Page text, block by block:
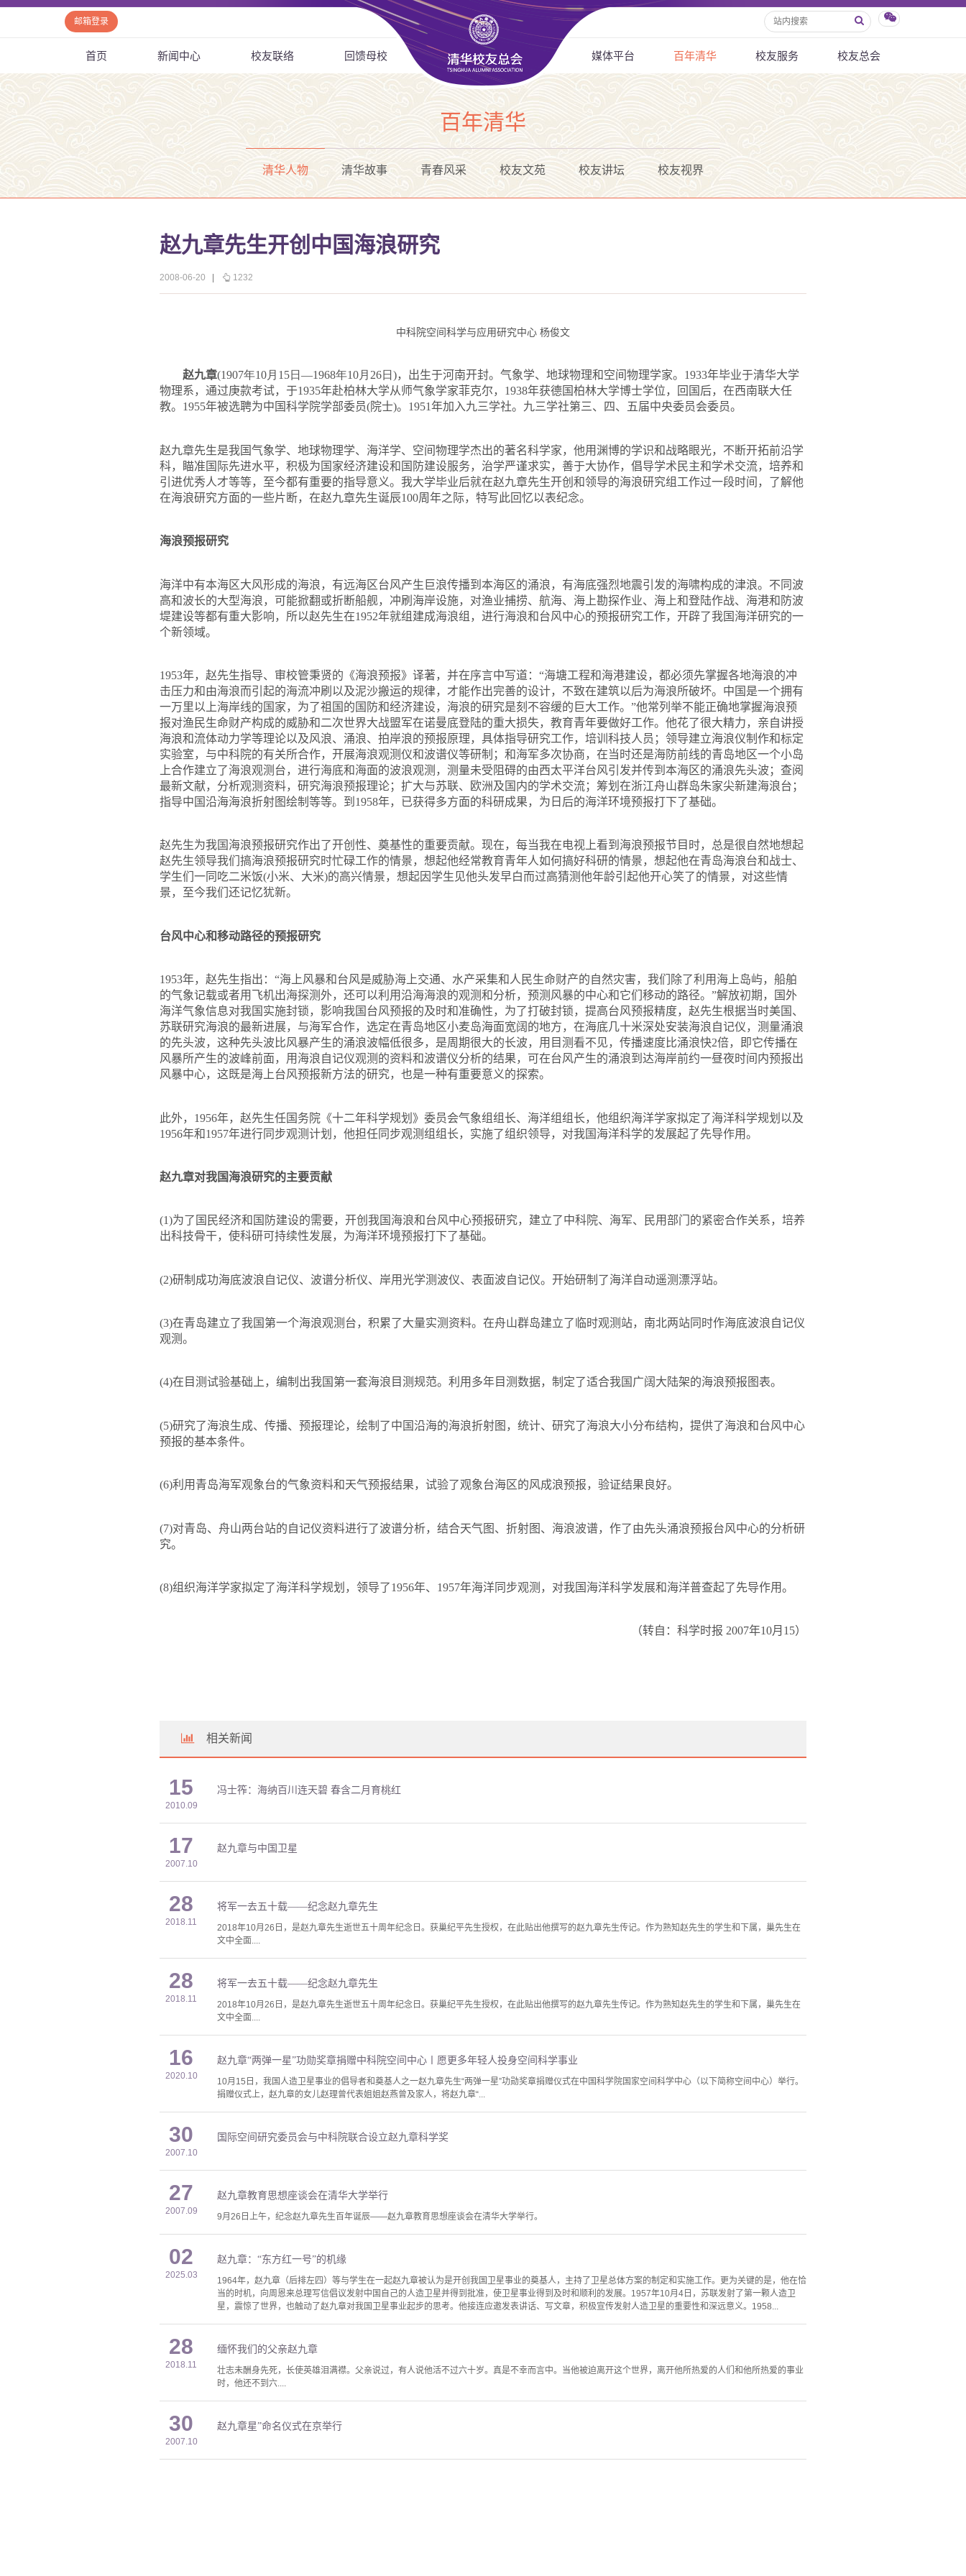
邮箱登录
首页 新闻中心 校友联络 回馈母校 媒体平台 百年清华 校友服务 校友总会
百年清华
清华人物 清华故事 青春风采 校友文苑 校友讲坛 校友视界
赵九章先生开创中国海浪研究
2008-06-20 1232
中科院空间科学与应用研究中心 杨俊文
赵九章(1907年10月15日 —1968年10月26日 )，出生于河南开封。气象学、地球物理和空间物理学家。 1933年毕业于清华大学
物理系，通过庚款考试，于1935年赴柏林大学从师气象学家菲克尔， 1938年获德国柏林大学博士学位，回国后，在西南联大任
教。 1955年被选聘为中国科学院学部委员(院士)。 1951年加入九三学社。九三学社第三、四、五届中央委员会委员。
赵九章先生是我国气象学、地球物理学、海洋学、空间物理学杰出的著名科学家，他用渊博的学识和战略眼光，不断开拓前沿学
科，瞄准国际先进水平，积极为国家经济建设和国防建设服务，治学严谨求实，善于大协作，倡导学术民主和学术交流，培养和
引进优秀人才等等，至今都有重要的指导意义。我大学毕业后就在赵九章先生开创和领导的海浪研究组工作过一段时间，了解他
在海浪研究方面的一些片断，在赵九章先生诞辰100周年之际，特写此回忆以表纪念。
海浪预报研究
海洋中有本海区大风形成的海浪，有远海区台风产生巨浪传播到本海区的涌浪，有海底强烈地震引发的海啸构成的津浪。不同波
高和波长的大型海浪，可能掀翻或折断船舰，冲刷海岸设施，对渔业捕捞、航海、海上勘探作业、海上和登陆作战、海港和防波
堤建设等都有重大影响，所以赵先生在1952年就组建成海浪组，进行海浪和台风中心的预报研究工作，开辟了我国海洋研究的一
个新领域。
1953年，赵先生指导、审校管秉贤的《海浪预报》译著，并在序言中写道： “海塘工程和海港建设，都必须先掌握各地海浪的冲
击压力和由海浪而引起的海流冲刷以及泥沙搬运的规律，才能作出完善的设计，不致在建筑以后为海浪所破坏。中国是一个拥有
一万里以上海岸线的国家，为了祖国的国防和经济建设，海浪的研究是刻不容缓的巨大工作。 ”他常列举不能正确地掌握海浪预
报对渔民生命财产构成的威胁和二次世界大战盟军在诺曼底登陆的重大损失，教育青年要做好工作。他花了很大精力，亲自讲授
海浪和流体动力学等理论以及风浪、涌浪、拍岸浪的预报原理，具体指导研究工作，培训科技人员；领导建立海浪仪制作和标定
实验室，与中科院的有关所合作，开展海浪观测仪和波谱仪等研制；和海军多次协商，在当时还是海防前线的青岛地区一个小岛
上合作建立了海浪观测台，进行海底和海面的波浪观测，测量未受阻碍的由西太平洋台风引发并传到本海区的涌浪先头波；查阅
最新文献，分析观测资料，研究海浪预报理论；扩大与苏联、欧洲及国内的学术交流；筹划在浙江舟山群岛朱家尖新建海浪台；
指导中国沿海海浪折射图绘制等等。到 1958年，已获得多方面的科研成果，为日后的海洋环境预报打下了基础。
赵先生为我国海浪预报研究作出了开创性、奠基性的重要贡献。现在，每当我在电视上看到海浪预报节目时，总是很自然地想起
赵先生领导我们搞海浪预报研究时忙碌工作的情景，想起他经常教育青年人如何搞好科研的情景，想起他在青岛海浪台和战士、
学生们一同吃二米饭(小米、大米)的高兴情景，想起因学生见他头发早白而过高猜测他年龄引起他开心笑了的情景，对这些情
景，至今我们还记忆犹新。
台风中心和移动路径的预报研究
1953年，赵先生指出： “海上风暴和台风是威胁海上交通、水产采集和人民生命财产的自然灾害，我们除了利用海上岛屿，船舶
的气象记载或者用飞机出海探测外，还可以利用沿海海浪的观测和分析，预测风暴的中心和它们移动的路径。 ”解放初期，国外
海洋气象信息对我国实施封锁，影响我国台风预报的及时和准确性，为了打破封锁，提高台风预报精度，赵先生根据当时美国、
苏联研究海浪的最新进展，与海军合作，选定在青岛地区小麦岛海面宽阔的地方，在海底几十米深处安装海浪自记仪，测量涌浪
的先头波，这种先头波比风暴产生的涌浪波幅低很多，是周期很大的长波，用目测看不见，传播速度比涌浪快2倍，即它传播在
风暴所产生的波峰前面，用海浪自记仪观测的资料和波谱仪分析的结果，可在台风产生的涌浪到达海岸前约一昼夜时间内预报出
风暴中心，这既是海上台风预报新方法的研究，也是一种有重要意义的探索。
此外， 1956年，赵先生任国务院《十二年科学规划》委员会气象组组长、海洋组组长，他组织海洋学家拟定了海洋科学规划以及
1956年和1957年进行同步观测计划，他担任同步观测组组长，实施了组织领导，对我国海洋科学的发展起了先导作用。
赵九章对我国海浪研究的主要贡献
(1)为了国民经济和国防建设的需要，开创我国海浪和台风中心预报研究，建立了中科院、海军、民用部门的紧密合作关系，培养
出科技骨干，使科研可持续性发展，为海洋环境预报打下了基础。
(2)研制成功海底波浪自记仪、波谱分析仪、岸用光学测波仪、表面波自记仪。开始研制了海洋自动遥测漂浮站。
(3)在青岛建立了我国第一个海浪观测台，积累了大量实测资料。在舟山群岛建立了临时观测站，南北两站同时作海底波浪自记仪
观测。
(4)在目测试验基础上，编制出我国第一套海浪目测规范。利用多年目测数据，制定了适合我国广阔大陆架的海浪预报图表。
(5)研究了海浪生成、传播、预报理论，绘制了中国沿海的海浪折射图，统计、研究了海浪大小分布结构，提供了海浪和台风中心
预报的基本条件。
(6)利用青岛海军观象台的气象资料和天气预报结果，试验了观象台海区的风成浪预报，验证结果良好。
(7)对青岛、舟山两台站的自记仪资料进行了波谱分析，结合天气图、折射图、海浪波谱，作了由先头涌浪预报台风中心的分析研
究。
(8)组织海洋学家拟定了海洋科学规划，领导了1956年、 1957年海洋同步观测，对我国海洋科学发展和海洋普查起了先导作用。
（转自：科学时报 2007年10月 15）
相关新闻
15
2010.09
冯士筰：海纳百川连天碧 春含二月育桃红
17
2007.10
赵九章与中国卫星
28
2018.11
将军一去五十载——纪念赵九章先生
2018年10月26日，是赵九章先生逝世五十周年纪念日。获巢纪平先生授权，在此贴出他撰写的赵九章先生传记。作为熟知赵先生的学生和下属，巢先生在
文中全面....
28
2018.11
将军一去五十载——纪念赵九章先生
2018年10月26日，是赵九章先生逝世五十周年纪念日。获巢纪平先生授权，在此贴出他撰写的赵九章先生传记。作为熟知赵先生的学生和下属，巢先生在
文中全面....
16
2020.10
赵九章“两弹一星”功勋奖章捐赠中科院空间中心〡愿更多年轻人投身空间科学事业
10月15日，我国人造卫星事业的倡导者和奠基人之一赵九章先生“两弹一星”功勋奖章捐赠仪式在中国科学院国家空间科学中心（以下简称空间中心）举行。
捐赠仪式上，赵九章的女儿赵理曾代表姐姐赵燕曾及家人，将赵九章“...
30
2007.10
国际空间研究委员会与中科院联合设立赵九章科学奖
27
2007.09
赵九章教育思想座谈会在清华大学举行
9月26日上午，纪念赵九章先生百年诞辰――赵九章教育思想座谈会在清华大学举行。
02
2025.03
赵九章：“东方红一号”的机缘
1964年，赵九章（后排左四）等与学生在一起赵九章被认为是开创我国卫星事业的奠基人，主持了卫星总体方案的制定和实施工作。更为关键的是，他在恰
当的时机，向周恩来总理写信倡议发射中国自己的人造卫星并得到批准，使卫星事业得到及时和顺利的发展。1957年10月4日，苏联发射了第一颗人造卫
星，震惊了世界，也触动了赵九章对我国卫星事业起步的思考。他接连应邀发表讲话、写文章，积极宣传发射人造卫星的重要性和深远意义。1958...
28
2018.11
缅怀我们的父亲赵九章
壮志未酬身先死，长使英雄泪满襟。父亲说过，有人说他活不过六十岁。真是不幸而言中。当他被迫离开这个世界，离开他所热爱的人们和他所热爱的事业
时，他还不到六....
30
2007.10
赵九章星”命名仪式在京举行